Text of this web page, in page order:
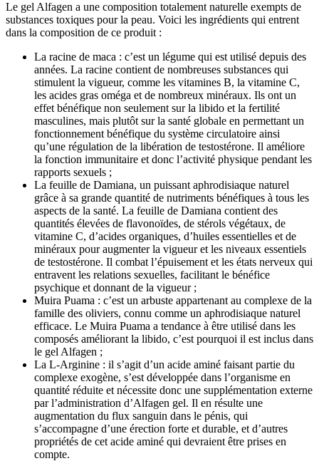
Le gel Alfagen a une composition totalement naturelle exempts de
substances toxiques pour la peau. Voici les ingrédients qui entrent
dans la composition de ce produit :
La racine de maca : c’est un légume qui est utilisé depuis des
années. La racine contient de nombreuses substances qui
stimulent la vigueur, comme les vitamines B, la vitamine C,
les acides gras oméga et de nombreux minéraux. Ils ont un
effet bénéfique non seulement sur la libido et la fertilité
masculines, mais plutôt sur la santé globale en permettant un
fonctionnement bénéfique du système circulatoire ainsi
qu’une régulation de la libération de testostérone. Il améliore
la fonction immunitaire et donc l’activité physique pendant les
rapports sexuels ;
La feuille de Damiana, un puissant aphrodisiaque naturel
grâce à sa grande quantité de nutriments bénéfiques à tous les
aspects de la santé. La feuille de Damiana contient des
quantités élevées de flavonoïdes, de stérols végétaux, de
vitamine C, d’acides organiques, d’huiles essentielles et de
minéraux pour augmenter la vigueur et les niveaux essentiels
de testostérone. Il combat l’épuisement et les états nerveux qui
entravent les relations sexuelles, facilitant le bénéfice
psychique et donnant de la vigueur ;
Muira Puama : c’est un arbuste appartenant au complexe de la
famille des oliviers, connu comme un aphrodisiaque naturel
efficace. Le Muira Puama a tendance à être utilisé dans les
composés améliorant la libido, c’est pourquoi il est inclus dans
le gel Alfagen ;
La L-Arginine : il s’agit d’un acide aminé faisant partie du
complexe exogène, s’est développée dans l’organisme en
quantité réduite et nécessite donc une supplémentation externe
par l’administration d’Alfagen gel. Il en résulte une
augmentation du flux sanguin dans le pénis, qui
s’accompagne d’une érection forte et durable, et d’autres
propriétés de cet acide aminé qui devraient être prises en
compte.